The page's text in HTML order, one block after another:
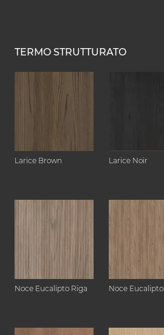
TERMO STRUTTURATO
Larice Brown Larice Noir
Noce Eucalipto Riga Noce Eucalipto